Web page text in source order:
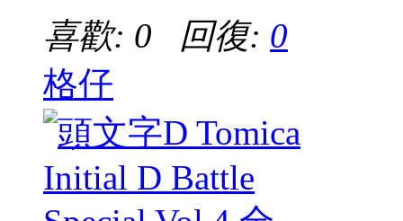
喜歡: 0 回復: 0
格仔